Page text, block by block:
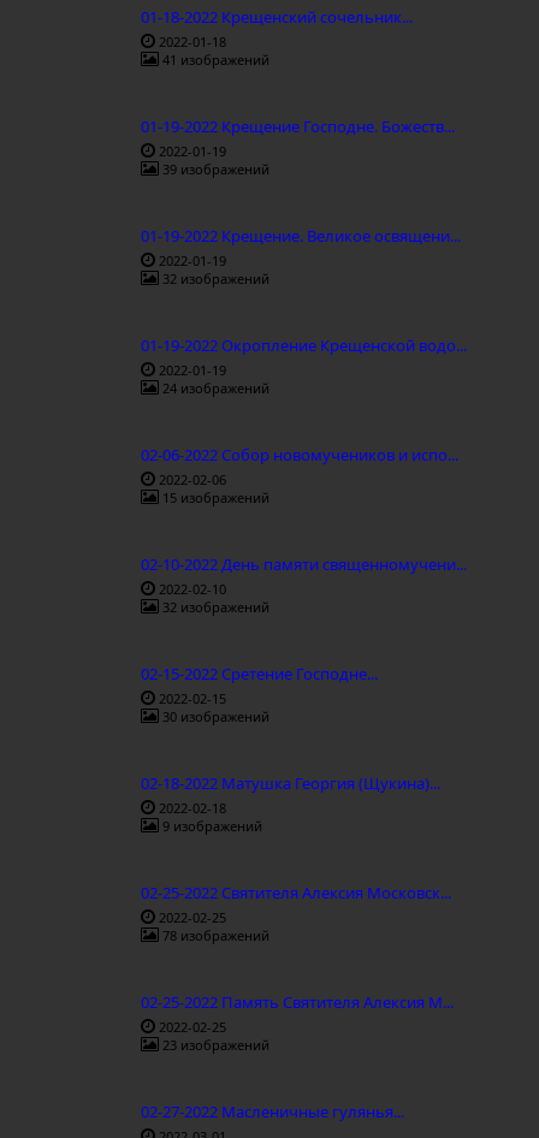
01-18-2022 Крещенский сочельник...
2022-01-18
41 изображений
01-19-2022 Крещение Господне. Божеств...
2022-01-19
39 изображений
01-19-2022 Крещение. Великое освящени...
2022-01-19
32 изображений
01-19-2022 Окропление Крещенской водо...
2022-01-19
24 изображений
02-06-2022 Собор новомучеников и испо...
2022-02-06
15 изображений
02-10-2022 День памяти священномучени...
2022-02-10
32 изображений
02-15-2022 Сретение Господне...
2022-02-15
30 изображений
02-18-2022 Матушка Георгия (Щукина)...
2022-02-18
9 изображений
02-25-2022 Святителя Алексия Московск...
2022-02-25
78 изображений
02-25-2022 Память Святителя Алексия М...
2022-02-25
23 изображений
02-27-2022 Масленичные гулянья...